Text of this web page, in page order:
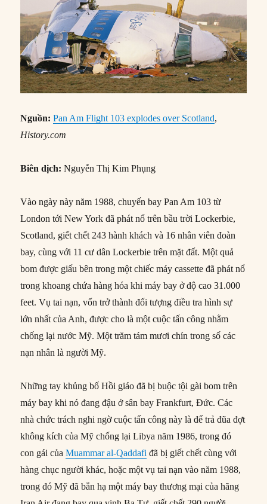
Nguồn: Pan Am Flight 103 explodes over Scotland,
History.com
Biên dịch: Nguyễn Thị Kim Phụng
Vào ngày này năm 1988, chuyến bay Pan Am 103 từ
London tới New York đã phát nổ trên bầu trời Lockerbie,
Scotland, giết chết 243 hành khách và 16 nhân viên đoàn
bay, cùng với 11 cư dân Lockerbie trên mặt đất. Một quả
bom được giấu bên trong một chiếc máy cassette đã phát nổ
trong khoang chứa hàng hóa khi máy bay ở độ cao 31.000
feet. Vụ tai nạn, vốn trở thành đối tượng điều tra hình sự
lớn nhất của Anh, được cho là một cuộc tấn công nhằm
chống lại nước Mỹ. Một trăm tám mươi chín trong số các
nạn nhân là người Mỹ.
Những tay khủng bố Hồi giáo đã bị buộc tội gài bom trên
máy bay khi nó đang đậu ở sân bay Frankfurt, Đức. Các
nhà chức trách nghi ngờ cuộc tấn công này là để trả đũa đợt
không kích của Mỹ chống lại Libya năm 1986, trong đó
con gái củaMuammar al-Qaddafi đã bị giết chết cùng với
hàng chục người khác, hoặc một vụ tai nạn vào năm 1988,
trong đó Mỹ đã bắn hạ một máy bay thương mại của hãng